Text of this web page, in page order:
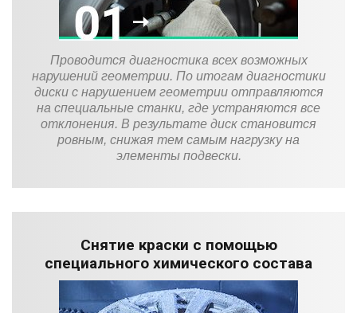
Проводится диагностика всех возможных
нарушений геометрии. По итогам диагностики
диски с нарушением геометрии отправляются
на специальные станки, где устраняются все
отклонения. В результате диск становится
ровным, снижая тем самым нагрузку на
элементы подвески.
Снятие краски с помощью
специального химического состава